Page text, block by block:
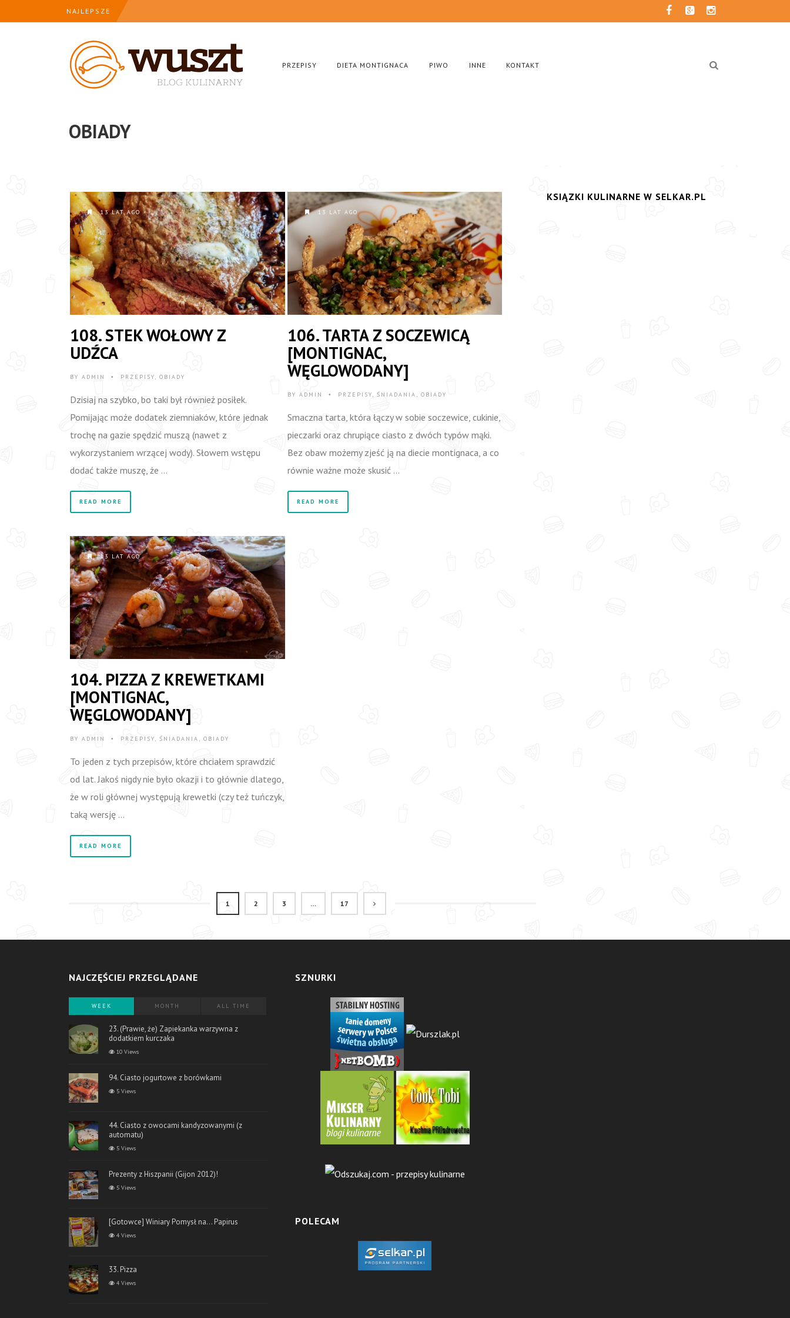
NAJLEPSZE
PRZEPISY DIETA MONTIGNACA PIWO INNE KONTAKT
OBIADY
13 LAT AGO
108. STEK WOŁOWY Z
UDŹCA
BY ADMIN • PRZEPISY, OBIADY
Dzisiaj na szybko, bo taki był również posiłek.
Pomijając może dodatek ziemniaków, które jednak
trochę na gazie spędzić muszą (nawet z
wykorzystaniem wrzącej wody). Słowem wstępu
dodać także muszę, że …
READ MORE
13 LAT AGO
106. TARTA Z SOCZEWICĄ
[MONTIGNAC,
WĘGLOWODANY]
BY ADMIN • PRZEPISY, ŚNIADANIA , OBIADY
Smaczna tarta, która łączy w sobie soczewice, cukinie,
pieczarki oraz chrupiące ciasto z dwóch typów mąki.
Bez obaw możemy zjeść ją na diecie montignaca, a co
równie ważne może skusić …
READ MORE
13 LAT AGO
104. PIZZA Z KREWETKAMI
[MONTIGNAC,
WĘGLOWODANY]
BY ADMIN • PRZEPISY, ŚNIADANIA , OBIADY
To jeden z tych przepisów, które chciałem sprawdzić
od lat. Jakoś nigdy nie było okazji i to głównie dlatego,
że w roli głównej występują krewetki (czy też tuńczyk,
taką wersję …
READ MORE
1 2 3 … 17
KSIĄZKI KULINARNE W SELKAR.PL
NAJCZĘŚCIEJ PRZEGLĄDANE
WEEK MONTH ALL TIME
23. (Prawie, że) Zapiekanka warzywna z
dodatkiem kurczaka
10 Views
94. Ciasto jogurtowe z borówkami
5 Views
44. Ciasto z owocami kandyzowanymi (z
automatu)
5 Views
Prezenty z Hiszpanii (Gijon 2012)!
5 Views
[Gotowce] Winiary Pomysł na… Papirus
4 Views
33. Pizza
4 Views
SZNURKI
POLECAM